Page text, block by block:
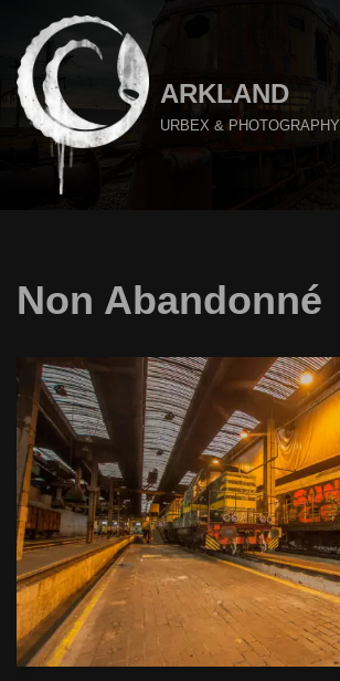
Aller
au
contenu
ARKLAND
URBEX & PHOTOGRAPHY
Non Abandonné